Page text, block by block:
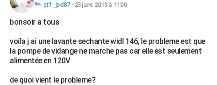
Essais
Réserver un essai
Citadines
Berlines
SUV
Forum auto
HIGH-TECH
Forum
Aménagement intérieur
Extérieur
Cuisine
Salle de bains
Jardinage
Rangement
WEEK-END
stf_jpd87- 23 janv. 2013 à 11:00
bonsoir a tous
voila j ai une lavante sechante widl 146, le probleme est que
la pompe de vidange ne marche pas car elle est seulement
alimentée en 120V
de quoi vient le probleme?